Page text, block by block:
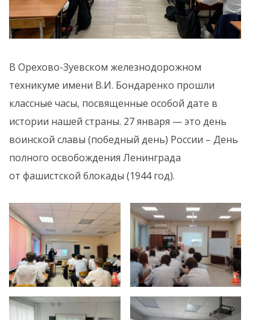
В Орехово-Зуевском железнодорожном
техникуме имени В.И. Бондаренко прошли
классные часы, посвященные особой дате в
истории нашей страны. 27 января — это день
воинской славы (победный день) России – День
полного освобождения Ленинграда
от фашистской блокады (1944 год).